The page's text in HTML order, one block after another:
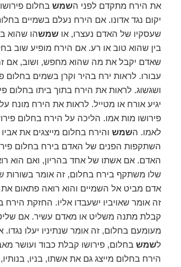
את הירח מתקדם לפני השמש בחלום
יקום נגד אדונו. אם הירח נעלם בשמיים
שעסקיו של האדם נעצרו, אושמשהו שהוא
בין שהוא טוב או רע. אם הירח מופיע שוב
שאדם יקבל את מה שהוא מחפש, ושוב, אם
עבורו. לראות ירח בהיר וקרן בשמים בחלום
ושגשוג. לראות את הירח בתוך ביתו בחלום
יגיע אורח או מטייל. לראות את הירח מונח
פירושו מות אמו. הליכה על הירח בחלום
לאמו. השמש והירח בחלום מייצגים את
השתקפות הפנים של האדם בירח בחלום
האדם. אם אשתו של אחד בהריון, ואם הוא
שלו משתקף בירח בחלום, זה אומר
אדם מביט אל השמיים והוא רואה פתאום את
זה אומר שאויביו ישעבדו אליו. החזקת הירח
קבלת מתנה משליט או מאדם עשיר. אם
מעומעם בחלום, זה אומר שנתיניו יעלו
לשמש בחלום, פירושו קבלת כבוד ועושר
הירח בחלום מייצג גם את אשתו, בניו,